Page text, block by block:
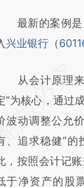
最新的案例是
兴业银行 （
从会计原理来
”为核心，通过
波动调整公允
、追求稳健”的
，按照会计记
于净资产的股